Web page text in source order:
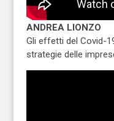
ANDREA LIONZO
Gli effetti del Covid-
strategie delle